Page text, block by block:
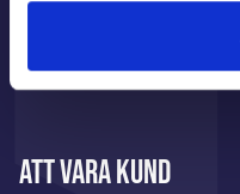
Att vara kund